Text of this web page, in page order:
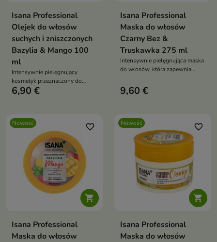
Isana Professional
Olejek do włosów
suchych i zniszczonych
Bazylia & Mango 100
ml
Intensywnie pielęgnujący
kosmetyk przeznaczony do
włosów suchych, osłabionych i
6,90 €
Isana Professional
Maska do włosów
Czarny Bez &
Truskawka 275 ml
Intensywnie pielęgnująca maska
do włosów, która zapewnia
nawilżenia i odżywienia.
9,60 €
Nowość

favorite_border
Isana Professional
Maska do włosów
Nowość

favorite_border
Isana Professional
Maska do włosów